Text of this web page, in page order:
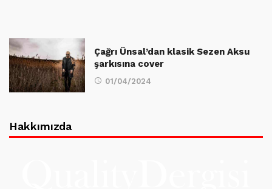
Çağrı Ünsal’dan klasik Sezen Aksu
şarkısına cover
01/04/2024
Hakkımızda